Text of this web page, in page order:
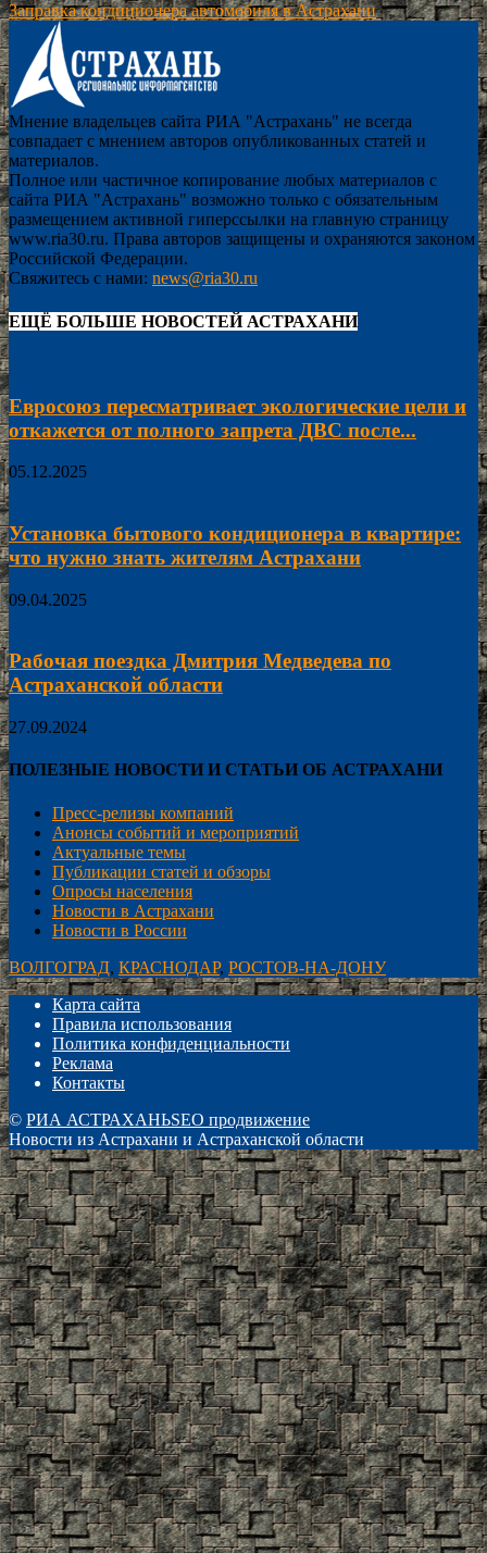
Заправка кондиционера автомобиля в Астрахани
Мнение владельцев сайта РИА "Астрахань" не всегда
совпадает с мнением авторов опубликованных статей и
материалов.
Полное или частичное копирование любых материалов с
сайта РИА "Астрахань" возможно только с обязательным
размещением активной гиперссылки на главную страницу
www.ria30.ru. Права авторов защищены и охраняются законом
Российской Федерации.
Свяжитесь с нами: news@ria30.ru
ЕЩЁ БОЛЬШЕ НОВОСТЕЙ АСТРАХАНИ
Евросоюз пересматривает экологические цели и
откажется от полного запрета ДВС после...
05.12.2025
Установка бытового кондиционера в квартире:
что нужно знать жителям Астрахани
09.04.2025
Рабочая поездка Дмитрия Медведева по
Астраханской области
27.09.2024
ПОЛЕЗНЫЕ НОВОСТИ И СТАТЬИ ОБ АСТРАХАНИ
Пресс-релизы компаний
Анонсы событий и мероприятий
Актуальные темы
Публикации статей и обзоры
Опросы населения
Новости в Астрахани
Новости в России
ВОЛГОГРАД, КРАСНОДАР, РОСТОВ-НА-ДОНУ
Карта сайта
Правила использования
Политика конфиденциальности
Реклама
Контакты
© РИА АСТРАХАНЬSEO продвижение
Новости из Астрахани и Астраханской области